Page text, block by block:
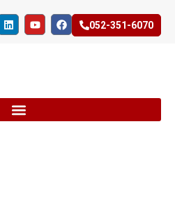
052-351-6070